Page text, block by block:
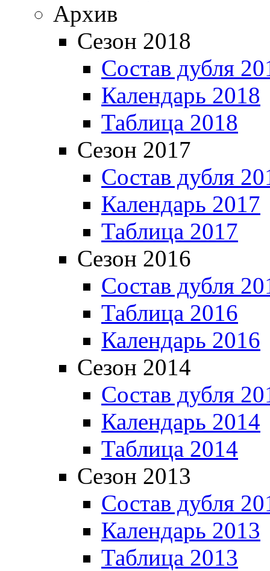
Архив
Сезон 2018
Состав дубля
Календарь 2018
Таблица 2018
Сезон 2017
Состав дубля
Календарь 2017
Таблица 2017
Сезон 2016
Состав дубля
Таблица 2016
Календарь 2016
Сезон 2014
Состав дубля
Календарь 2014
Таблица 2014
Сезон 2013
Состав дубля
Календарь 2013
Таблица 2013